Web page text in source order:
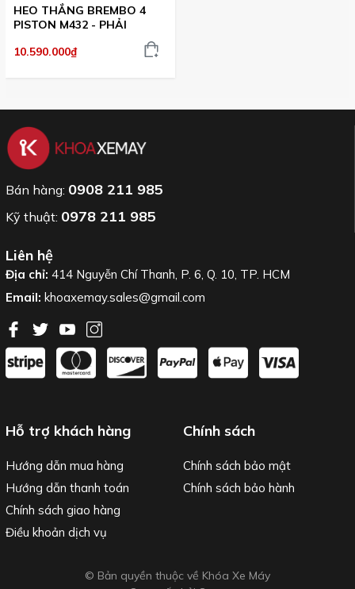
HEO THẮNG BREMBO 4
PISTON M432 - PHẢI
10.590.000₫
Bán hàng: 0908 211 985
Kỹ thuật: 0978 211 985
Liên hệ
Địa chỉ: 414 Nguyễn Chí Thanh, P. 6, Q. 10, TP. HCM
Email: khoaxemay.sales@gmail.com
Hỗ trợ khách hàng
Hướng dẫn mua hàng
Hướng dẫn thanh toán
Chính sách giao hàng
Điều khoản dịch vụ
Chính sách
Chính sách bảo mật
Chính sách bảo hành
© Bản quyền thuộc về Khóa Xe Máy